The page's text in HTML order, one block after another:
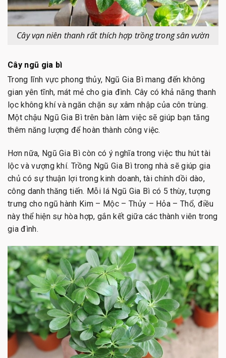
Cây vạn niên thanh rất thích hợp trồng trong sân vườn
Cây ngũ gia bì
Trong lĩnh vực phong thủy, Ngũ Gia Bì mang đến không
gian yên tĩnh, mát mẻ cho gia đình. Cây có khả năng thanh
lọc không khí và ngăn chặn sự xâm nhập của côn trùng.
Một chậu Ngũ Gia Bì trên bàn làm việc sẽ giúp bạn tăng
thêm năng lượng để hoàn thành công việc.
Hơn nữa, Ngũ Gia Bì còn có ý nghĩa trong việc thu hút tài
lộc và vượng khí. Trồng Ngũ Gia Bì trong nhà sẽ giúp gia
chủ có sự thuận lợi trong kinh doanh, tài chính dồi dào,
công danh thăng tiến. Mỗi lá Ngũ Gia Bì có 5 thùy, tượng
trưng cho ngũ hành Kim – Mộc – Thủy – Hỏa – Thổ, điều
này thể hiện sự hòa hợp, gắn kết giữa các thành viên trong
gia đình.